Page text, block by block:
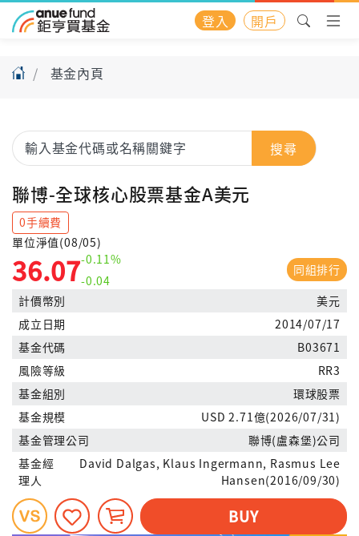
登入 開戶
基金內頁
搜尋
聯博-全球核心股票基金A美元
0手續費
單位淨值(08/05)
36.07-0.11%
-0.04
同組排行
計價幣別
美元
成立日期
2014/07/17
基金代碼
B03671
風險等級
RR3
基金組別
環球股票
基金規模
USD 2.71億(2026/07/31)
基金管理公司
聯博(盧森堡)公司
基金經
理人
David Dalgas, Klaus Ingermann, Rasmus Lee
Hansen(2016/09/30)
BUY